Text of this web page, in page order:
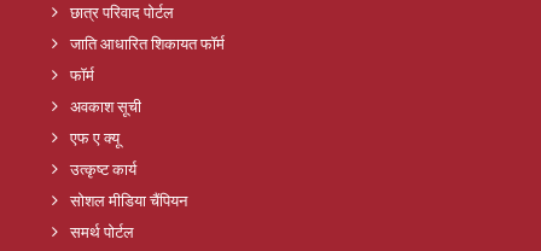
छात्र परिवाद पोर्टल
जाति आधारित शिकायत फॉर्म
फॉर्म
अवकाश सूची
एफ ए क्यू
उत्कृष्ट कार्य
सोशल मीडिया चैंपियन
समर्थ पोर्टल